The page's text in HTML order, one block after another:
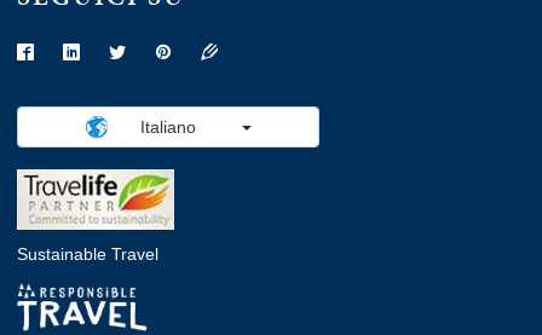
Italiano
Sustainable Travel